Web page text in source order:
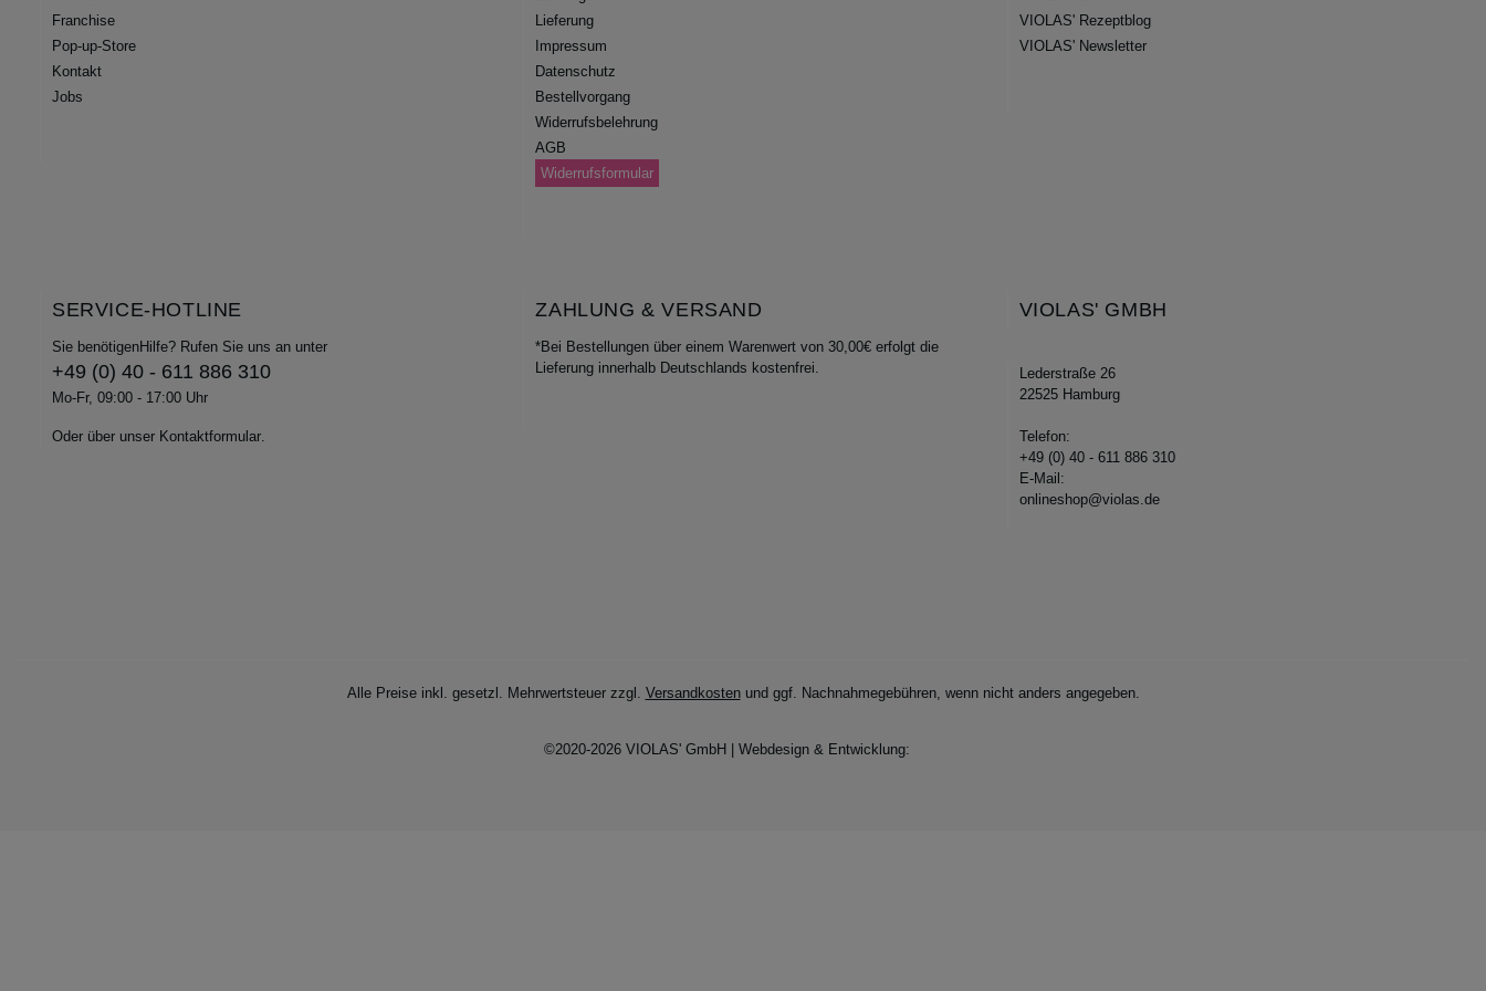
Franchise
Pop-up-Store
Kontakt
Jobs
Lieferung
Impressum
Datenschutz
Bestellvorgang
Widerrufsbelehrung
AGB
Widerrufsformular
VIOLAS' Rezeptblog
VIOLAS' Newsletter
SERVICE-HOTLINE
Sie benötigenHilfe? Rufen Sie uns an unter
+49 (0) 40 - 611 886 310
Mo-Fr, 09:00 - 17:00 Uhr
Oder über unser Kontaktformular
ZAHLUNG & VERSAND
*Bei Bestellungen über einem Warenwert von 30,00€ erfolgt die
Lieferung innerhalb Deutschlands kostenfrei.
VIOLAS' GMBH
Lederstraße 26
22525 Hamburg
Telefon:
+49 (0) 40 - 611 886 310
E-Mail:
onlineshop@violas.de
Alle Preise inkl. gesetzl. Mehrwertsteuer zzgl. Versandkostenund ggf. Nachnahmegebühren, wenn nicht anders angegeben.
©2020-2026 VIOLAS' GmbH | Webdesign & Entwicklung: